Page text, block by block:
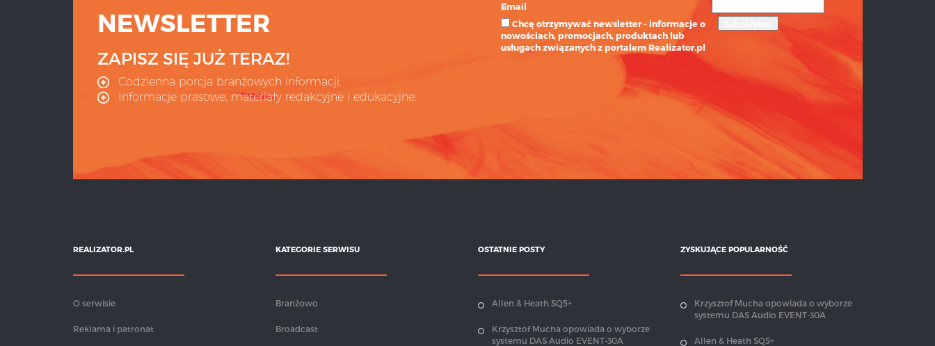
NEWSLETTER
ZAPISZ SIĘ JUŻ TERAZ!
Codzienna porcja branżowych informacji.
Informacje prasowe, materiały redakcyjne i edukacyjne.
Email
Chcę otrzymywać newsletter - informacje o
nowościach, promocjach, produktach lub
usługach związanych z portalem Realizator.pl
REALIZATOR.PL
O serwisie
Reklama i patronat
KATEGORIE SERWISU
Branżowo
Broadcast
OSTATNIE POSTY
Allen & Heath SQ5+
Krzysztof Mucha opowiada o wyborze
systemu DAS Audio EVENT-30A
ZYSKUJĄCE POPULARNOŚĆ
Krzysztof Mucha opowiada o wyborze
systemu DAS Audio EVENT-30A
Allen & Heath SQ5+